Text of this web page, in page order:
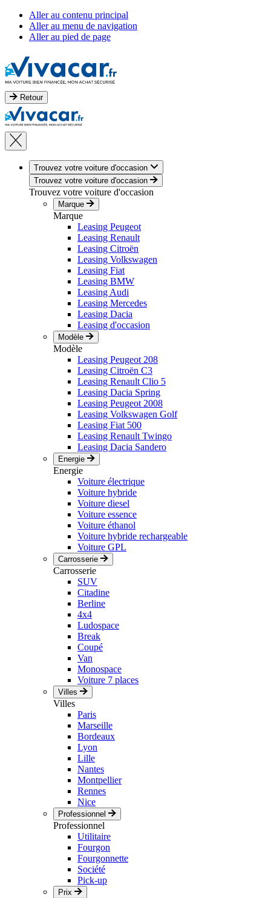
Aller au contenu principal
Aller au menu de navigation
Aller au pied de page
Retour
Trouvez votre voiture d'occasion
Trouvez votre voiture d'occasion
Trouvez votre voiture d'occasion
Marque
Marque
Leasing Peugeot
Leasing Renault
Leasing Citroën
Leasing Volkswagen
Leasing Fiat
Leasing BMW
Leasing Audi
Leasing Mercedes
Leasing Dacia
Leasing d'occasion
Modèle
Modèle
Leasing Peugeot 208
Leasing Citroën C3
Leasing Renault Clio 5
Leasing Dacia Spring
Leasing Peugeot 2008
Leasing Volkswagen Golf
Leasing Fiat 500
Leasing Renault Twingo
Leasing Dacia Sandero
Energie
Energie
Voiture électrique
Voiture hybride
Voiture diesel
Voiture essence
Voiture éthanol
Voiture hybride rechargeable
Voiture GPL
Carrosserie
Carrosserie
SUV
Citadine
Berline
4x4
Ludospace
Break
Coupé
Van
Monospace
Voiture 7 places
Villes
Villes
Paris
Marseille
Bordeaux
Lyon
Lille
Nantes
Montpellier
Rennes
Nice
Professionnel
Professionnel
Utilitaire
Fourgon
Fourgonnette
Société
Pick-up
Prix